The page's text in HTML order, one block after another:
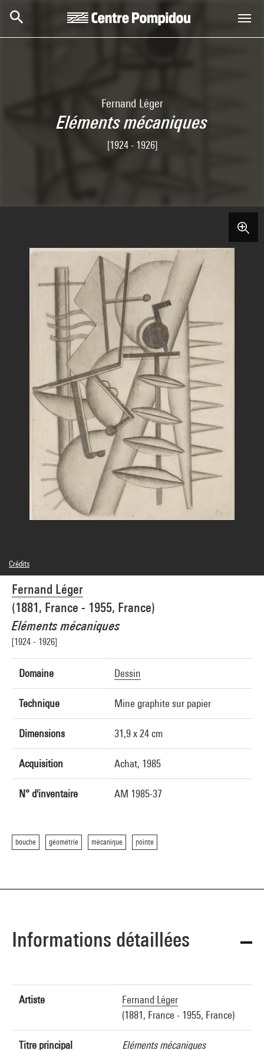
Fernand Léger
Eléments mécaniques
[1924 - 1926]
Fernand Léger
(1881, France - 1955, France)
Eléments mécaniques
[1924 - 1926]
Domaine Dessin
Technique Mine graphite sur papier
Dimensions 31,9 x 24 cm
Acquisition Achat, 1985
N° d'inventaire AM 1985-37
bouche géométrie mécanique pointe
Crédits
Domaine public
Crédit photographique : Jacques Faujour - Centre Pompidou, MNAM-CCI
Réf. image : 4R11296 [1997 CX 0077]
Informations détaillées
Artiste
Fernand Léger
(1881, France - 1955, France)
Titre principal Eléments mécaniques